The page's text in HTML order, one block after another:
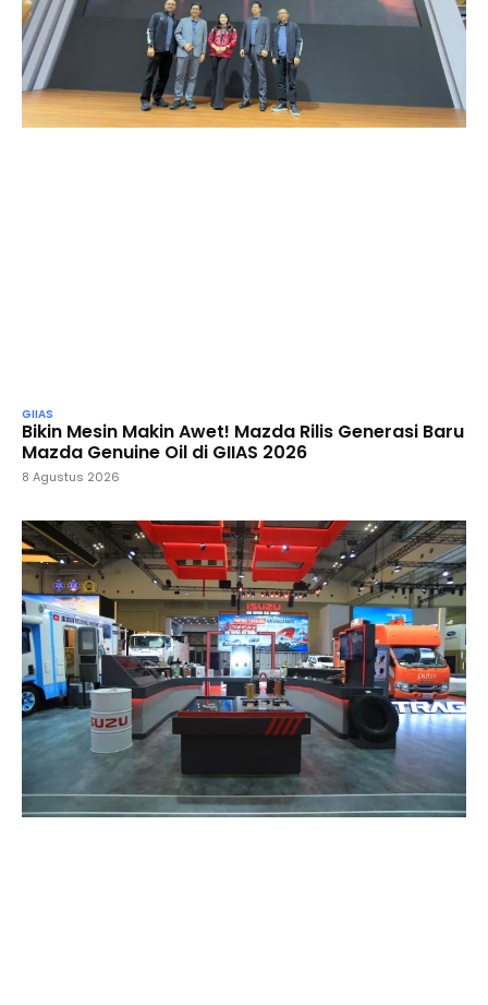
GIIAS
Bikin Mesin Makin Awet! Mazda Rilis Generasi Baru
Mazda Genuine Oil di GIIAS 2026
8 Agustus 2026